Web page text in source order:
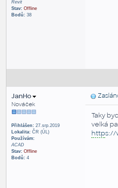
Revit
Stav: Offline
Bodů:38
JanHo
Nováček
Přihlášen:27.srp.2019
Lokalita:ČR (ÚL)
Používám:
ACAD
Stav: Offline
Bodů:4
Taky
velká
https://